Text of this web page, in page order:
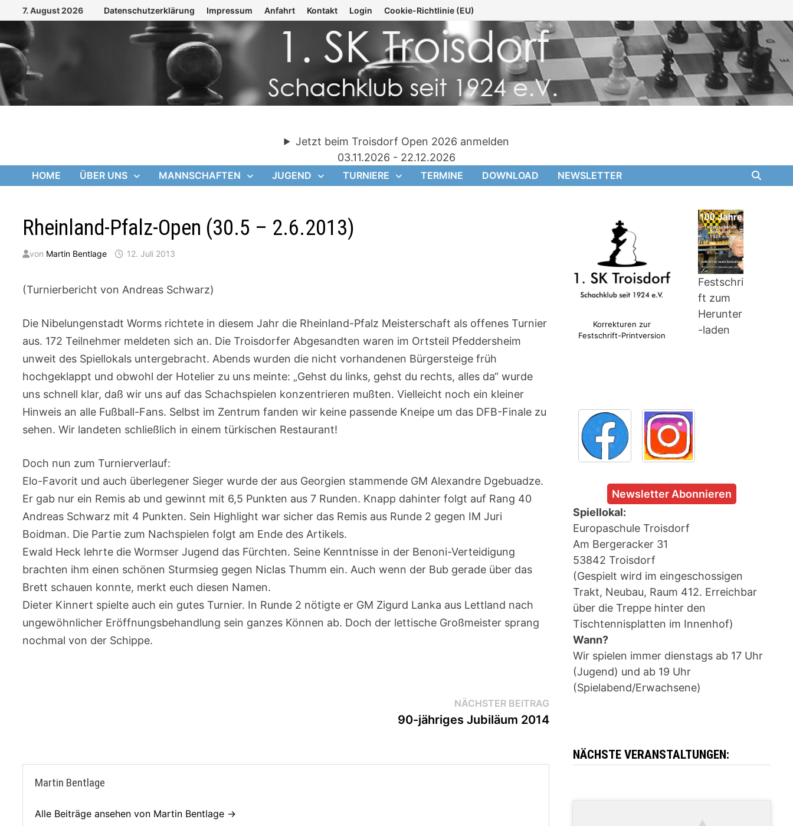
Inhalt
springen
7. August 2026 Datenschutzerklärung Impressum Anfahrt Kontakt Login Cookie-Richtlinie (EU)
Jetzt beim Troisdorf Open 2026 anmelden
03.11.2026 - 22.12.2026
HOME ÜBER UNS MANNSCHAFTEN JUGEND TURNIERE TERMINE DOWNLOAD NEWSLETTER
Rheinland-Pfalz-Open (30.5 – 2.6.2013)
von Martin Bentlage 12. Juli 2013
(Turnierbericht von Andreas Schwarz)
Die Nibelungenstadt Worms richtete in diesem Jahr die Rheinland-Pfalz Meisterschaft als offenes Turnier
aus. 172 Teilnehmer meldeten sich an. Die Troisdorfer Abgesandten waren im Ortsteil Pfeddersheim
unweit des Spiellokals untergebracht. Abends wurden die nicht vorhandenen Bürgersteige früh
hochgeklappt und obwohl der Hotelier zu uns meinte: „Gehst du links, gehst du rechts, alles da“ wurde
uns schnell klar, daß wir uns auf das Schachspielen konzentrieren mußten. Vielleicht noch ein kleiner
Hinweis an alle Fußball-Fans. Selbst im Zentrum fanden wir keine passende Kneipe um das DFB-Finale zu
sehen. Wir landeten schließlich in einem türkischen Restaurant!
Doch nun zum Turnierverlauf:
Elo-Favorit und auch überlegener Sieger wurde der aus Georgien stammende GM Alexandre Dgebuadze.
Er gab nur ein Remis ab und gewinnt mit 6,5 Punkten aus 7 Runden. Knapp dahinter folgt auf Rang 40
Andreas Schwarz mit 4 Punkten. Sein Highlight war sicher das Remis aus Runde 2 gegen IM Juri
Boidman. Die Partie zum Nachspielen folgt am Ende des Artikels.
Ewald Heck lehrte die Wormser Jugend das Fürchten. Seine Kenntnisse in der Benoni-Verteidigung
brachten ihm einen schönen Sturmsieg gegen Niclas Thumm ein. Auch wenn der Bub gerade über das
Brett schauen konnte, merkt euch diesen Namen.
Dieter Kinnert spielte auch ein gutes Turnier. In Runde 2 nötigte er GM Zigurd Lanka aus Lettland nach
ungewöhnlicher Eröffnungsbehandlung sein ganzes Können ab. Doch der lettische Großmeister sprang
nochmal von der Schippe.
NÄCHSTER BEITRAGNächster
Beitrag:
90-jähriges Jubiläum 2014
Martin Bentlage
Alle Beiträge ansehen von Martin Bentlage →
Korrekturen zur
Festschrift-Printversion
Festschri
ft zum
Herunter
-laden
Newsletter Abonnieren
Spiellokal:
Europaschule Troisdorf
Am Bergeracker 31
53842 Troisdorf
(Gespielt wird im eingeschossigen
Trakt, Neubau, Raum 412. Erreichbar
über die Treppe hinter den
Tischtennisplatten im Innenhof)
Wann?
Wir spielen immer dienstags ab 17 Uhr
(Jugend) und ab 19 Uhr
(Spielabend/Erwachsene)
NÄCHSTE VERANSTALTUNGEN: